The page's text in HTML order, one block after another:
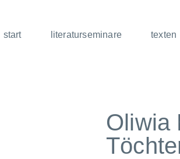
start literaturseminare texten
Oliwia